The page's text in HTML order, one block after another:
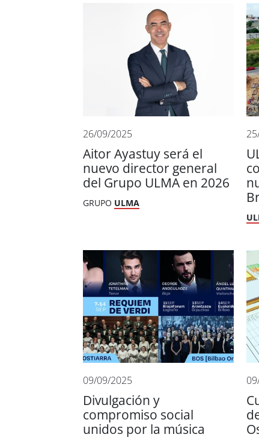
26/09/2025
Aitor Ayastuy será el
nuevo director general
del Grupo ULMA en 2026
GRUPO ULMA
09/09/2025
Divulgación y
compromiso social
unidos por la música